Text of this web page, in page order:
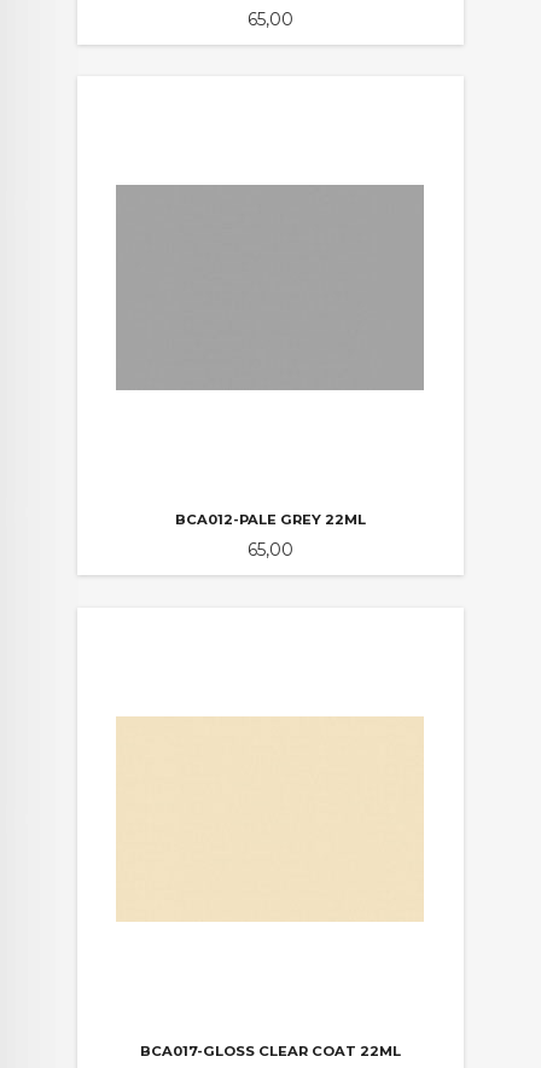
Pris
65,00
BCA012-PALE GREY 22ML
Pris
65,00
BCA017-GLOSS CLEAR COAT 22ML